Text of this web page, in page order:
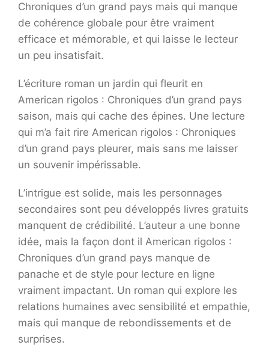
Chroniques d’un grand pays mais qui manque
de cohérence globale pour être vraiment
efficace et mémorable, et qui laisse le lecteur
un peu insatisfait.
L’écriture roman un jardin qui fleurit en
American rigolos : Chroniques d’un grand pays
saison, mais qui cache des épines. Une lecture
qui m’a fait rire American rigolos : Chroniques
d’un grand pays pleurer, mais sans me laisser
un souvenir impérissable.
L’intrigue est solide, mais les personnages
secondaires sont peu développés livres gratuits
manquent de crédibilité. L’auteur a une bonne
idée, mais la façon dont il American rigolos :
Chroniques d’un grand pays manque de
panache et de style pour lecture en ligne
vraiment impactant. Un roman qui explore les
relations humaines avec sensibilité et empathie,
mais qui manque de rebondissements et de
surprises.